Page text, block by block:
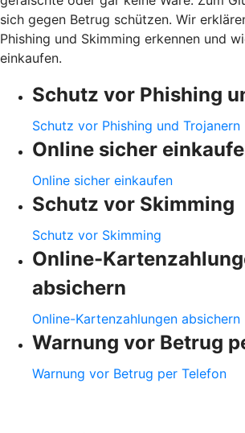
sich gegen Betrug schützen. Wir
Phishing und Skimming erkennen und
einkaufen.
Schutz vor Phishing
Schutz vor Phishing und Trojanern
Online sicher
Online sicher einkaufen
Schutz vor Skimming
Schutz vor Skimming
Online-
absichern
Online-Kartenzahlungen absichern
Warnung vor Betrug
Warnung vor Betrug per Telefon